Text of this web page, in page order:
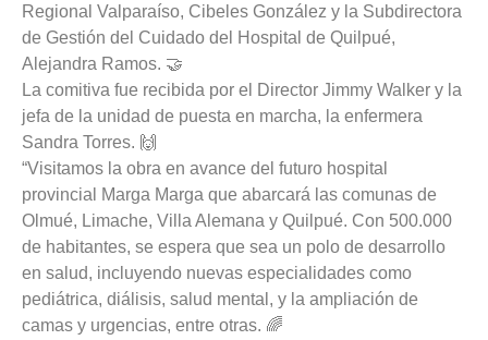
Regional Valparaíso, Cibeles González y la Subdirectora
de Gestión del Cuidado del Hospital de Quilpué,
Alejandra Ramos. 🤝
La comitiva fue recibida por el Director Jimmy Walker y la
jefa de la unidad de puesta en marcha, la enfermera
Sandra Torres. 🙌
“Visitamos la obra en avance del futuro hospital
provincial Marga Marga que abarcará las comunas de
Olmué, Limache, Villa Alemana y Quilpué. Con 500.000
de habitantes, se espera que sea un polo de desarrollo
en salud, incluyendo nuevas especialidades como
pediátrica, diálisis, salud mental, y la ampliación de
camas y urgencias, entre otras. 🌈